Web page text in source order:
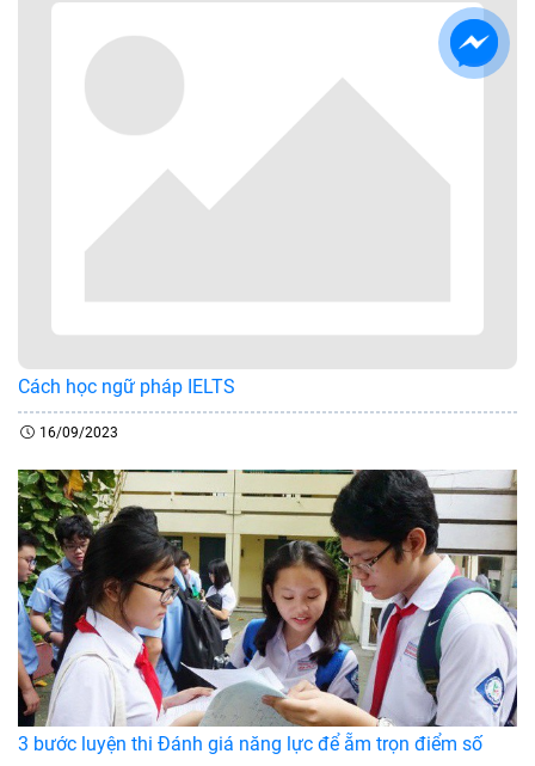
Cách học ngữ pháp IELTS
16/09/2023
3 bước luyện thi Đánh giá năng lực để ẵm trọn điểm số